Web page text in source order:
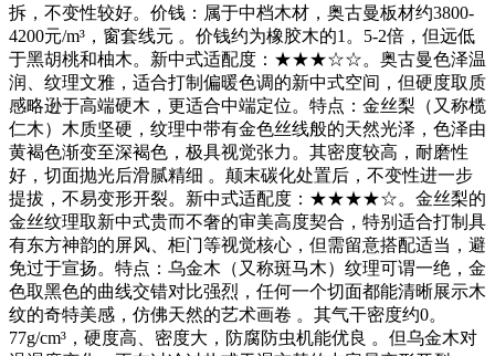
拆，不变性较好。价钱：属于中档木材，奥古曼板材约3800-
4200元/m³，窗套线元 。价钱约为橡胶木的1。5-2倍，但远低
于黑胡桃和柚木。新中式适配度：★★★☆☆。奥古曼色泽温
润、纹理文雅，适合打制偏暖色调的新中式空间，但硬度取质
感略逊于高端硬木，更适合中端定位。特点：金丝梨（又称榄
仁木）木质坚硬，纹理中带有金色丝线般的天然光泽，色泽由
黄褐色渐变至深褐色，极具视觉张力。其密度较高，耐磨性
好，切面抛光后滑腻精细 。颠末碳化处置后，不变性进一步
提拔，不易变形开裂。新中式适配度：★★★★☆。金丝梨的
金丝纹理取新中式贵而不奢的审美高度契合，特别适合打制具
有东方神韵的屏风、柜门等视觉核心，但需留意搭配适当，避
免过于宣扬。特点：乌金木（又称斑马木）纹理可谓一绝，金
色取黑色的曲线交错对比强烈，任何一个切面都能清晰展示木
纹的奇特美感，仿佛天然的艺术画卷 。其气干密度约0。
77g/cm³，硬度高、密度大，防腐防虫机能优良 。但乌金木对